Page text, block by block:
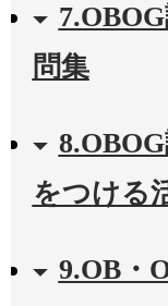
問集
をつける
9.OB・